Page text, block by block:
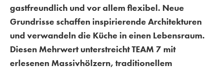
gastfreundlich und vor allem flexibel. Neue
Grundrisse schaffen inspirierende Architekturen
und verwandeln die Küche in einen Lebensraum.
Diesen Mehrwert unterstreicht TEAM 7 mit
erlesenen Massivhölzern, traditionellem